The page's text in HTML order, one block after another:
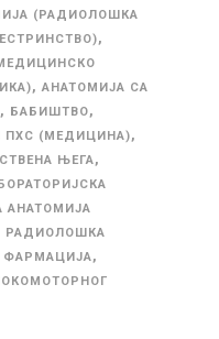
(РАДИОЛОШКА
,
, АНАТОМИЈА СА
, БАБИШТВО,
ПХС (МЕДИЦИНА),
ЊЕГА,
АНАТОМИЈА
РАДИОЛОШКА
ФАРМАЦИЈА,